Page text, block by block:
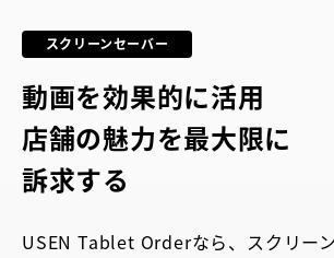
スクリーンセーバー
動画を効果的に活用
店舗の魅力を最大限に
訴求する
USEN Tablet Orderなら、スクリー